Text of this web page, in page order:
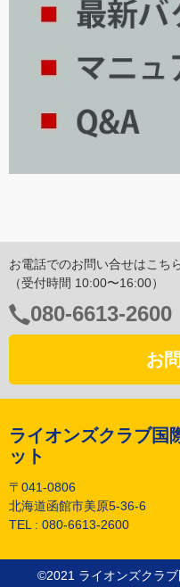
お電話でのお問い合せはこち
（受付時間 10:00〜16:00）
電
話
号：
080-6613-2600
お
ライオンズクラブ国
ット
〒041-0806
北海道函館市美原5-36-6
TEL : 080-6613-2600
©︎2021 ライオンズクラ